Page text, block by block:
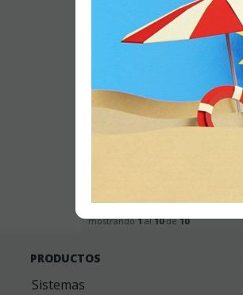
mostrando1al10de 10
PRODUCTOS
Sistemas